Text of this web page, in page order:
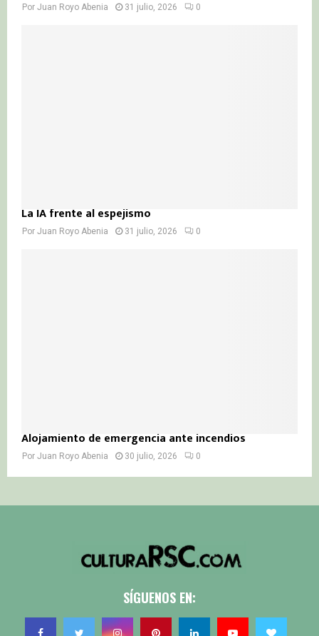
Por Juan Royo Abenia 31 julio, 2026 0
La IA frente al espejismo
Por Juan Royo Abenia 31 julio, 2026 0
Alojamiento de emergencia ante incendios
Por Juan Royo Abenia 30 julio, 2026 0
SÍGUENOS EN: